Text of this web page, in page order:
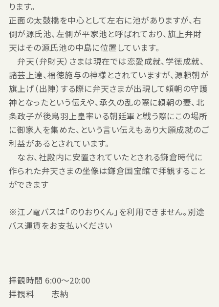
ります。
正面の太鼓橋を中心として左右に池がありますが、右
側が源氏池、左側が平家池と呼ばれており、旗上弁財
天はその源氏池の中島に位置しています。
弁天（弁財天）さまは現在では恋愛成就、学徳成就、
諸芸上達、福徳施与の神様とされていますが、源頼朝が
旗上げ（出陣）する際に弁天さまが出現して頼朝の守護
神となったという伝えや、承久の乱の際に頼朝の妻、北
条政子が後鳥羽上皇率いる朝廷軍と戦う際にこの場所
に御家人を集めた、という言い伝えもあり大願成就のご
利益があるとされています。
なお、社殿内に安置されていたとされる鎌倉時代に
作られた弁天さまの坐像は鎌倉国宝館で拝観すること
ができます
※江ノ電バスは「のりおりくん」を利用できません。別途
バス運賃をお支払いください
拝観時間 6:00〜20:00
拝観料 志納